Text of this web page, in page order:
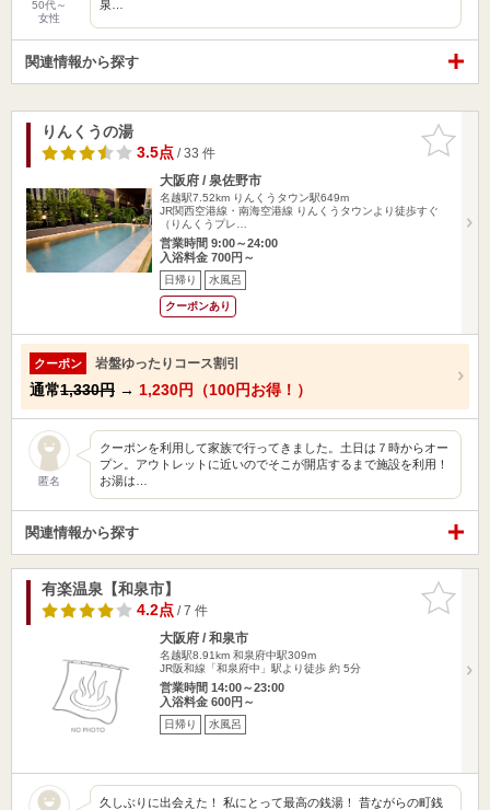
50代～
女性
泉…
関連情報から探す
お気に入
りに追加
りんくうの湯
3.5点/ 33 件
大阪府 / 泉佐野市
名越駅7.52km りんくうタウン駅649m
JR関西空港線・南海空港線 りんくうタウンより徒歩すぐ
（りんくうプレ…
営業時間 9:00～24:00
入浴料金 700円～
日帰り 水風呂
クーポンあり
クーポン 岩盤ゆったりコース割引
通常1,330円 → 1,230円（100円お得！）
匿名
クーポンを利用して家族で行ってきました。土日は７時からオー
プン。アウトレットに近いのでそこが開店するまで施設を利用！
お湯は…
関連情報から探す
お気に入
りに追加
有楽温泉【和泉市】
4.2点/ 7 件
大阪府 / 和泉市
名越駅8.91km 和泉府中駅309m
JR阪和線「和泉府中」駅より徒歩 約 5分
営業時間 14:00～23:00
入浴料金 600円～
日帰り 水風呂
久しぶりに出会えた！ 私にとって最高の銭湯！ 昔ながらの町銭